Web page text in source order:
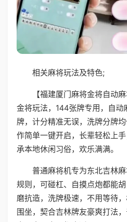
相关麻将玩法及特色;
【福建厦门麻将金将自动
金将玩法，144张牌专用，自动
牌，计分精准无误，洗牌分牌
作简单一键开启，长辈轻松上
承本地休闲习俗，欢乐满满。
普通麻将机专为东北吉林
规则，可碰杠、自摸点炮都能
磨抗造，洗牌极速，不用等待
围坐，契合吉林牌友豪爽打法